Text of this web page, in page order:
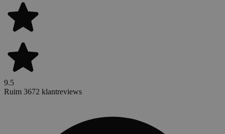
9.5
Ruim 3672 klantreviews